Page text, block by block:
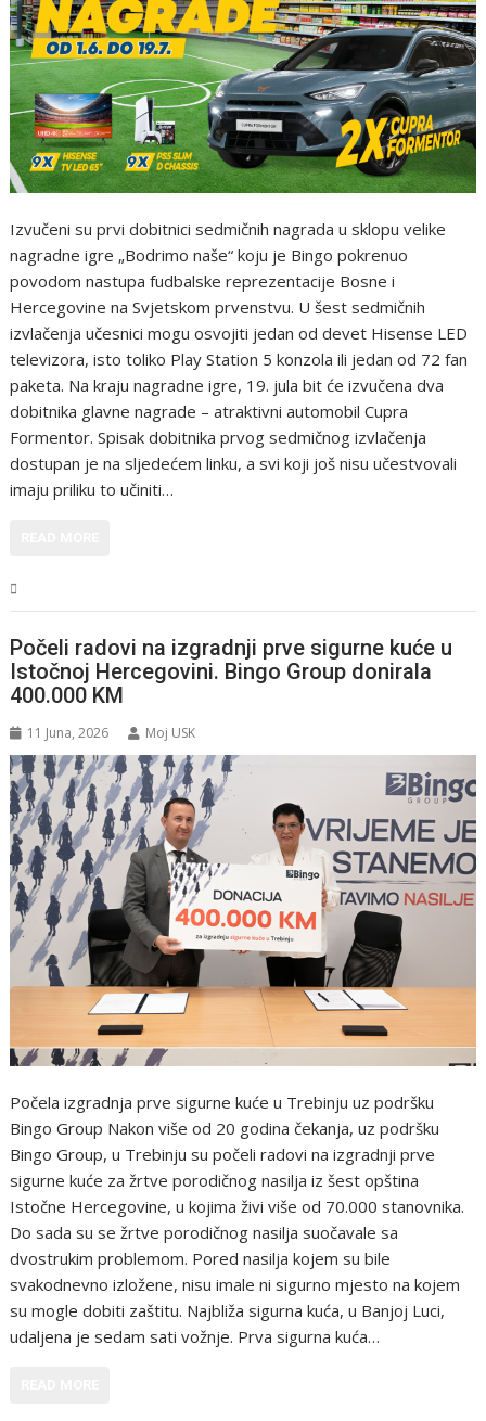
Izvučeni su prvi dobitnici sedmičnih nagrada u sklopu velike
nagradne igre „Bodrimo naše“ koju je Bingo pokrenuo
povodom nastupa fudbalske reprezentacije Bosne i
Hercegovine na Svjetskom prvenstvu. U šest sedmičnih
izvlačenja učesnici mogu osvojiti jedan od devet Hisense LED
televizora, isto toliko Play Station 5 konzola ili jedan od 72 fan
paketa. Na kraju nagradne igre, 19. jula bit će izvučena dva
dobitnika glavne nagrade – atraktivni automobil Cupra
Formentor. Spisak dobitnika prvog sedmičnog izvlačenja
dostupan je na sljedećem linku, a svi koji još nisu učestvovali
imaju priliku to učiniti…
Počeli radovi na izgradnji prve sigurne kuće u
Istočnoj Hercegovini. Bingo Group donirala
400.000 KM
11 Juna, 2026 Moj USK
Počela izgradnja prve sigurne kuće u Trebinju uz podršku
Bingo Group Nakon više od 20 godina čekanja, uz podršku
Bingo Group, u Trebinju su počeli radovi na izgradnji prve
sigurne kuće za žrtve porodičnog nasilja iz šest opština
Istočne Hercegovine, u kojima živi više od 70.000 stanovnika.
Do sada su se žrtve porodičnog nasilja suočavale sa
dvostrukim problemom. Pored nasilja kojem su bile
svakodnevno izložene, nisu imale ni sigurno mjesto na kojem
su mogle dobiti zaštitu. Najbliža sigurna kuća, u Banjoj Luci,
udaljena je sedam sati vožnje. Prva sigurna kuća…